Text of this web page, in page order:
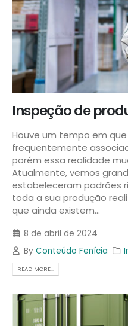
Inspeção de
Houve um tempo em
frequentemente
porém essa realidade
Atualmente, vemos
estabeleceram padrões
toda a sua produção
que ainda existem...
8 de abril de 2024
By Conteúdo Fenícia
READ MORE...